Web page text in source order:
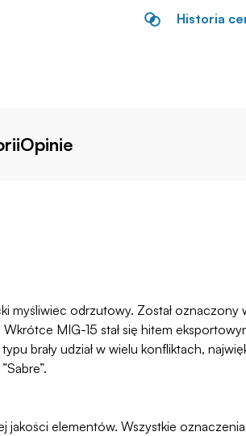
Historia
Opinie
odrzutowy. Został oznaczony
MIG-15 stał się hitem
brały udział w wielu konfliktach,
jakości elementów. Wszystkie